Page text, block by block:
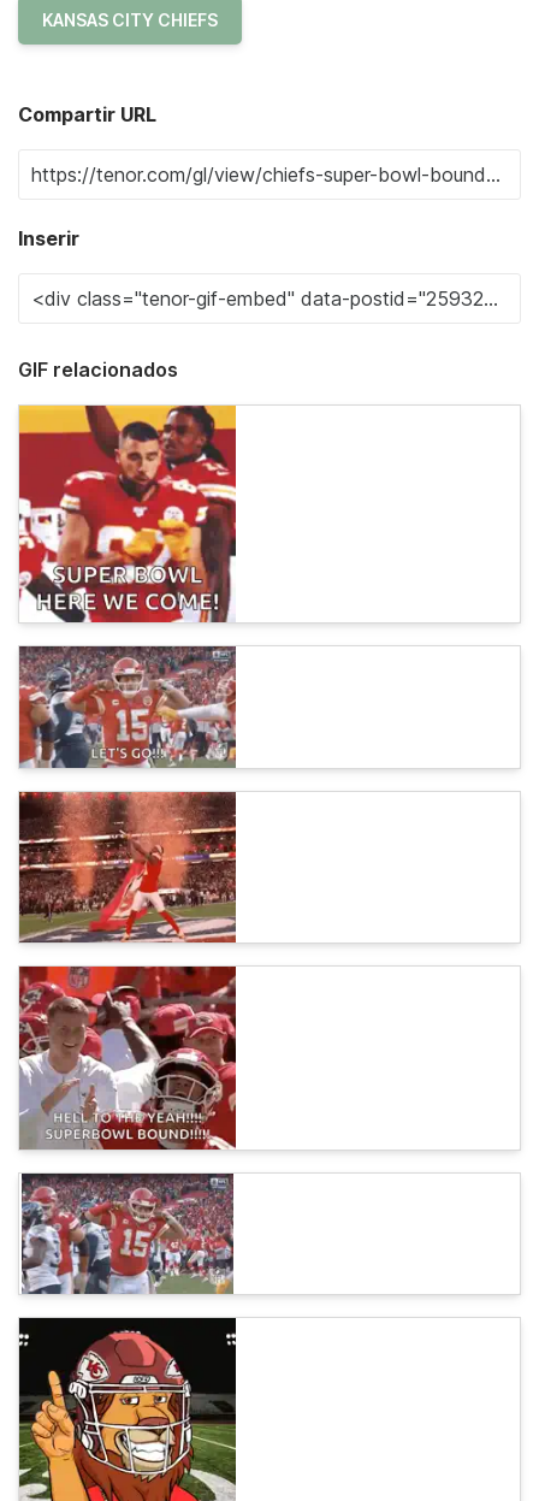
KANSAS CITY CHIEFS
Compartir URL
Inserir
GIF relacionados